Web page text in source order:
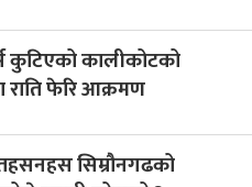
कुटिएको कालीकोटको
राति फेरि आक्रमण
सिम्रौनगढको